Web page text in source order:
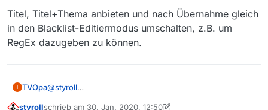
Titel, Titel+Thema anbieten und nach Übernahme gleich
in den Blacklist-Editiermodus umschalten, z.B. um
RegEx dazugeben zu können.
T TVOpa@styroll
styrollschrieb am 30. Jan. 2020, 12:50